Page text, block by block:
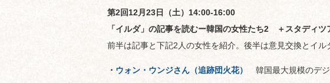
第2回12月23日（土）14:00-16:00
「イルダ」の記事を読むー韓国の女性たち2 ＋スタディ
前半は記事と下記2人の女性を紹介。後半は意見交換とイル
・ ウォン・ウンジさん（追跡団火花） 韓国最大規模のデ